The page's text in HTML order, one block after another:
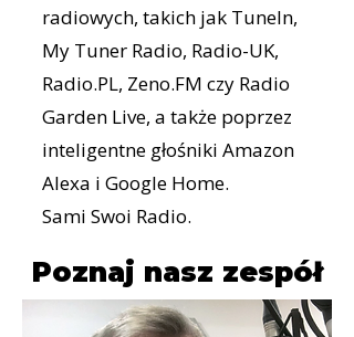
radiowych, takich jak TuneIn,
My Tuner Radio, Radio-UK,
Radio.PL, Zeno.FM czy Radio
Garden Live, a także poprzez
inteligentne głośniki Amazon
Alexa i Google Home.
Sami Swoi Radio.
Poznaj nasz zespół